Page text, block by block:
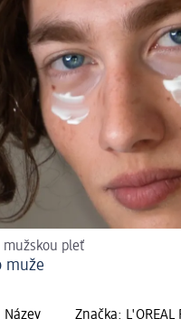
mužskou pleť
muže
Název Značka: L'ORÉAL